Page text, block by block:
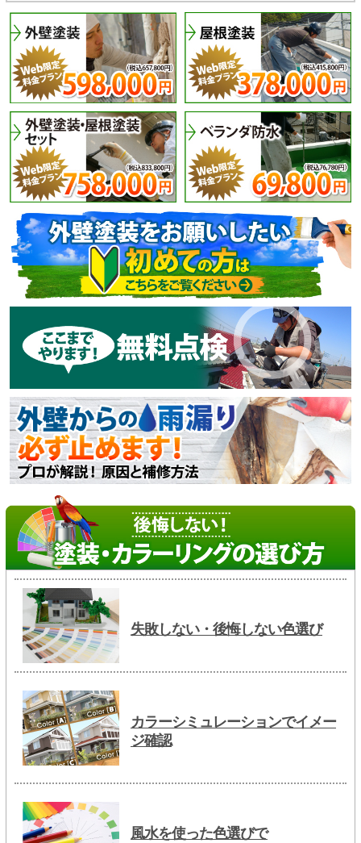
失敗しない・後悔しない色選び
カラーシミュレーションでイメー
ジ確認
風水を使った色選びで